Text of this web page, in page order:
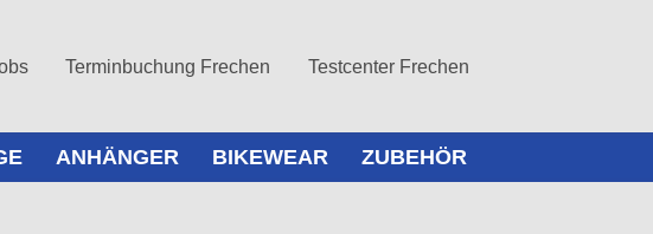
Terminbuchung Frechen Testcenter Frechen
ANHÄNGER BIKEWEAR ZUBEHÖR